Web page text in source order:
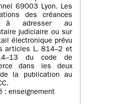
69003 Lyon. Les
des créances
à adresser au
judiciaire ou sur
électronique prévu
articles L. 814–2 et
du code de
dans les deux
la publication au
: enseignement